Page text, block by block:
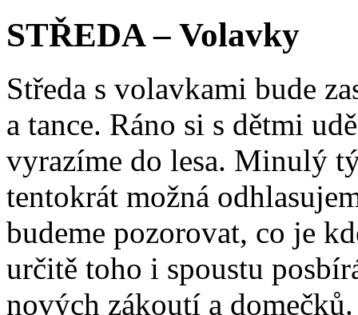
STŘEDA – Volavky
Středa s volavkami bude
a tance. Ráno si s dětmi
vyrazíme do lesa. Minulý
tentokrát možná
budeme pozorovat, co je
určitě toho i spoustu
nových zákoutí a